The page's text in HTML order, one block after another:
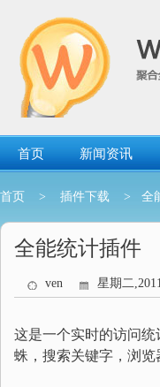
首页 新闻资讯
首页 > 插件下载 > 全
全能统计插件
ven 星期二
这是一个实时的访问
蛛，搜索关键字，浏览